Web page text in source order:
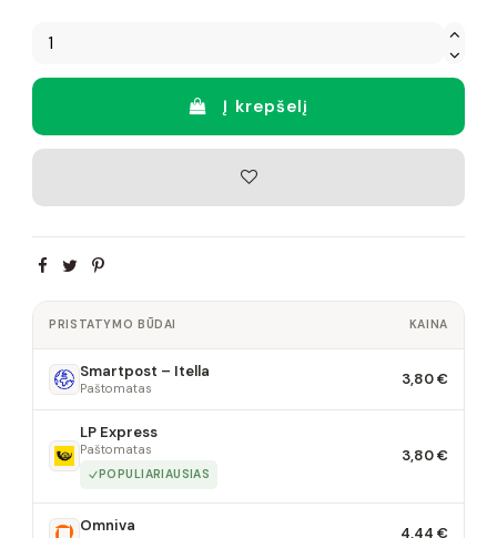
Į krepšelį
PRISTATYMO BŪDAI KAINA
Smartpost – Itella
Paštomatas 3,80 €
LP Express
Paštomatas
POPULIARIAUSIAS
3,80 €
Omniva 4,44 €